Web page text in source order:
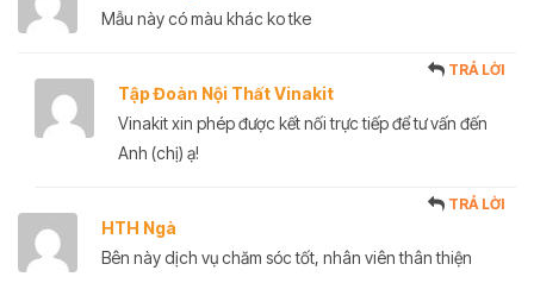
Mẫu này có màu khác ko tke
Tập Đoàn Nội Thất Vinakit
TRẢ LỜI
Vinakit xin phép được kết nối trực tiếp để tư vấn đến
Anh (chị) ạ!
HTH Ngà
TRẢ LỜI
Bên này dịch vụ chăm sóc tốt, nhân viên thân thiện